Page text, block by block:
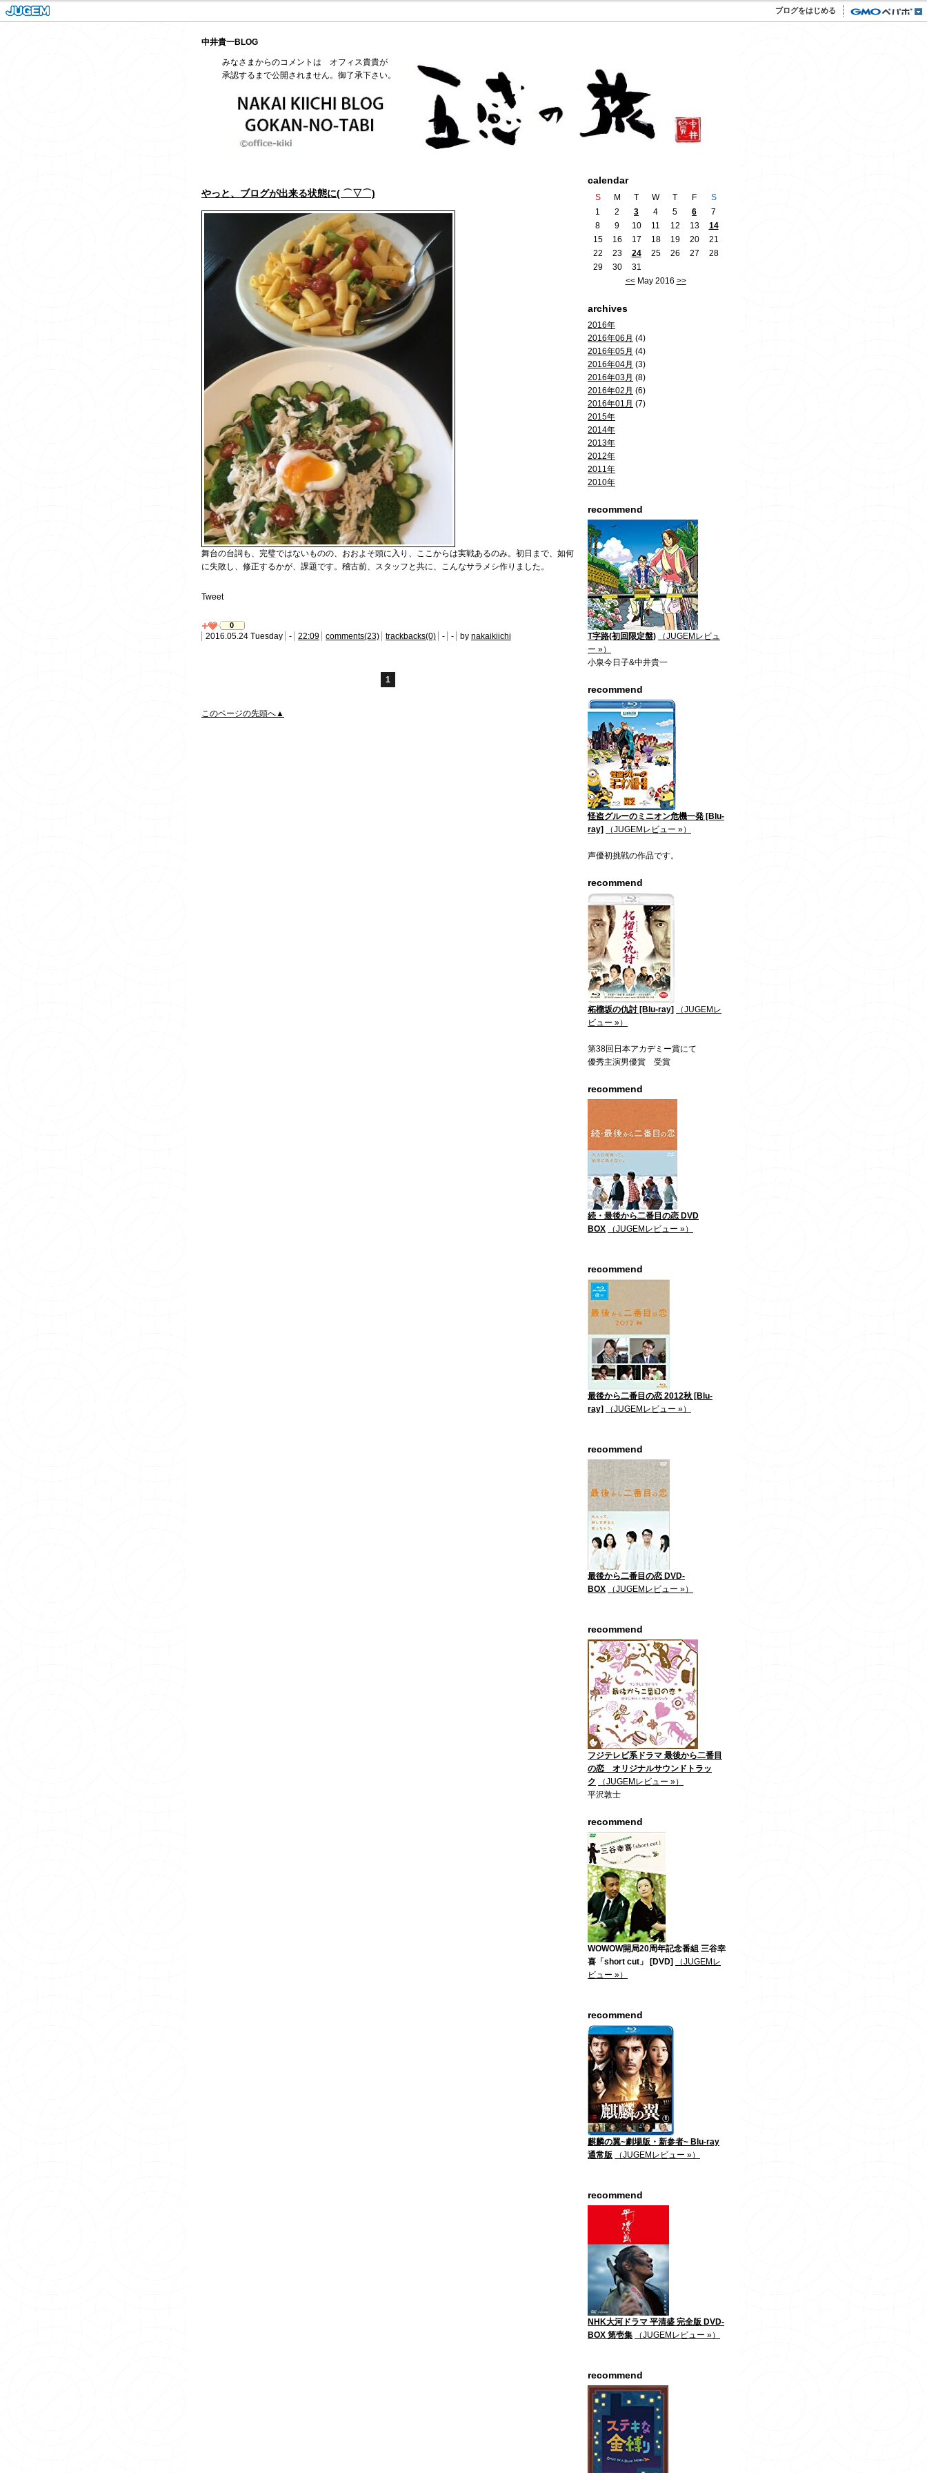
ブログをはじめる
中井貴一BLOG
みなさまからのコメントは オフィス貴貴が
承認するまで公開されません。御了承下さい。
やっと、ブログが出来る状態に( ⌒▽⌒)
舞台の台詞も、完璧ではないものの、おおよそ頭に入り、ここからは実戦あるのみ。初日まで、如何
に失敗し、修正するかが、課題です。稽古前、スタッフと共に、こんなサラメシ作りました。
Tweet
0
2016.05.24 Tuesday - 22:09 comments(23) trackbacks(0) - - by nakaikiichi
1
このページの先頭へ▲
calendar
S M T W T F
S
1
2 3 4 5 6
7
8
9 10 11 12 13
14
15
16 17 18 19 20
21
22
23 24 25 26 27
28
29
30
31
<<May 2016 >>
archives
2016年
2016年06月 (4)
2016年05月 (4)
2016年04月 (3)
2016年03月 (8)
2016年02月 (6)
2016年01月 (7)
2015年
2014年
2013年
2012年
2011年
2010年
recommend
T字路(初回限定盤)
（JUGEMレビュ
ー »）
小泉今日子&中井貴一
recommend
怪盗グルーのミニオン危機一発 [Blu-
ray]
（JUGEMレビュー »）
声優初挑戦の作品です。
recommend
柘榴坂の仇討 [Blu-ray]
（JUGEMレ
ビュー »）
第38回日本アカデミー賞にて
優秀主演男優賞 受賞
recommend
続・最後から二番目の恋 DVD
BOX
（JUGEMレビュー »）
recommend
最後から二番目の恋 2012秋 [Blu-
ray]
（JUGEMレビュー »）
recommend
最後から二番目の恋 DVD-
BOX
（JUGEMレビュー »）
recommend
フジテレビ系ドラマ 最後から二番目
の恋 オリジナルサウンドトラッ
ク
（JUGEMレビュー »）
平沢敦士
recommend
WOWOW開局20周年記念番組 三谷幸
喜「short cut」 [DVD]
（JUGEMレ
ビュー »）
recommend
麒麟の翼~劇場版・新参者~ Blu-ray
通常版
（JUGEMレビュー »）
recommend
NHK大河ドラマ 平清盛 完全版 DVD-
BOX 第壱集
（JUGEMレビュー »）
recommend